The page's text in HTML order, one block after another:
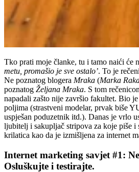
Tko prati moje članke, tu i tamo naići će
metu, promašio je sve ostalo’. To je
Ne poznatog blogera Mraka (Marka
poznatog Željana Mraka. S tom
napadali zašto nije završio fakultet. Bio
poljima (strastveni modelar, prvak biše
uspješan poduzetnik itd.). Danas je vrlo
ljubitelj i sakupljač stripova za koje piše i
krilatica kao da je izmišljena za internet
Internet marketing savjet #1:
Osluškujte i testirajte.